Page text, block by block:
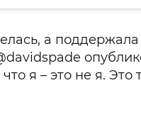
а
я – это не я. Это